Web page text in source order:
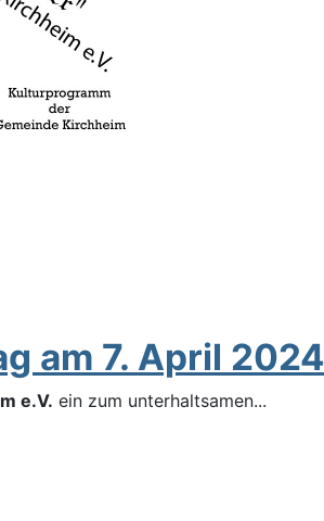
am 7. April 2024
e.V. ein zum unterhaltsamen...